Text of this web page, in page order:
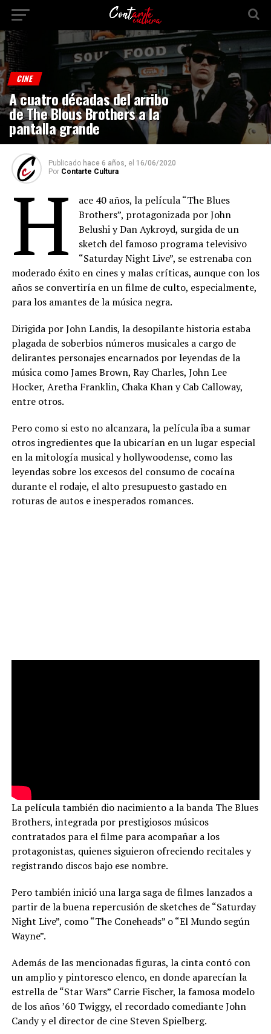
CINE
A cuatro décadas del arribo
de The Blous Brothers a la
pantalla grande
Publicado hace 6 años, el 16/06/2020
Por Contarte Cultura
H
ace 40 años, la película “The Blues
Brothers”, protagonizada por John
Belushi y Dan Aykroyd, surgida de un
sketch del famoso programa televisivo
“Saturday Night Live”, se estrenaba con
moderado éxito en cines y malas críticas, aunque con los
años se convertiría en un filme de culto, especialmente,
para los amantes de la música negra.
Dirigida por John Landis, la desopilante historia estaba
plagada de soberbios números musicales a cargo de
delirantes personajes encarnados por leyendas de la
música como James Brown, Ray Charles, John Lee
Hocker, Aretha Franklin, Chaka Khan y Cab Calloway,
entre otros.
Pero como si esto no alcanzara, la película iba a sumar
otros ingredientes que la ubicarían en un lugar especial
en la mitología musical y hollywoodense, como las
leyendas sobre los excesos del consumo de cocaína
durante el rodaje, el alto presupuesto gastado en
roturas de autos e inesperados romances.
La película también dio nacimiento a la banda The Blues
Brothers, integrada por prestigiosos músicos
contratados para el filme para acompañar a los
protagonistas, quienes siguieron ofreciendo recitales y
registrando discos bajo ese nombre.
Pero también inició una larga saga de filmes lanzados a
partir de la buena repercusión de sketches de “Saturday
Night Live”, como “The Coneheads” o “El Mundo según
Wayne”.
Además de las mencionadas figuras, la cinta contó con
un amplio y pintoresco elenco, en donde aparecían la
estrella de “Star Wars” Carrie Fischer, la famosa modelo
de los años ’60 Twiggy, el recordado comediante John
Candy y el director de cine Steven Spielberg.